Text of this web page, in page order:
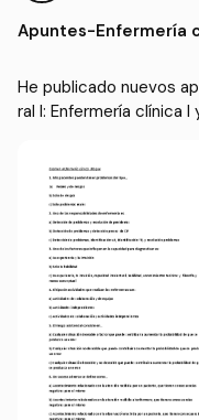
Apuntes-Enfermería
He publicado nuevos